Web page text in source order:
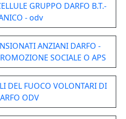
GRUPPO DARFO B.T.-
- odv
ANZIANI DARFO -
SOCIALE O APS
DEL FUOCO VOLONTARI DI
ODV